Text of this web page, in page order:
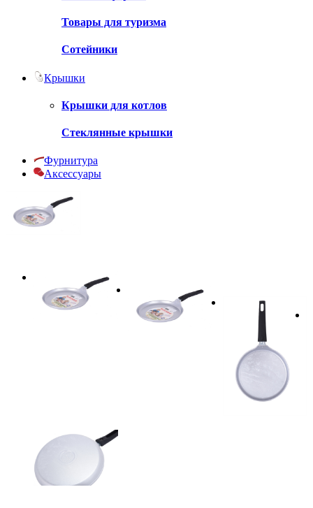
Товары для туризма
Сотейники
Крышки
Крышки для котлов
Стеклянные крышки
Фурнитура
Аксессуары